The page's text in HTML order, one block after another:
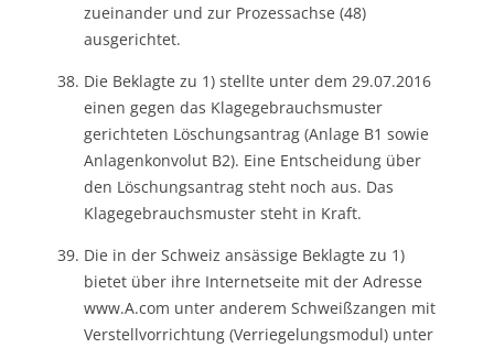
zueinander und zur Prozessachse (48)
ausgerichtet.
Die Beklagte zu 1) stellte unter dem 29.07.2016
einen gegen das Klagegebrauchsmuster
gerichteten Löschungsantrag (Anlage B1 sowie
Anlagenkonvolut B2). Eine Entscheidung über
den Löschungsantrag steht noch aus. Das
Klagegebrauchsmuster steht in Kraft.
Die in der Schweiz ansässige Beklagte zu 1)
bietet über ihre Internetseite mit der Adresse
www.A.com unter anderem Schweißzangen mit
Verstellvorrichtung (Verriegelungsmodul) unter